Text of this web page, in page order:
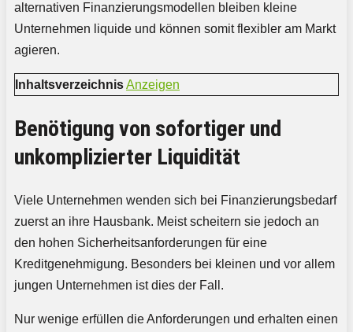
alternativen Finanzierungsmodellen bleiben kleine
Unternehmen liquide und können somit flexibler am Markt
agieren.
InhaltsverzeichnisAnzeigen
Benötigung von sofortiger und
unkomplizierter Liquidität
Viele Unternehmen wenden sich bei Finanzierungsbedarf
zuerst an ihre Hausbank. Meist scheitern sie jedoch an
den hohen Sicherheitsanforderungen für eine
Kreditgenehmigung. Besonders bei kleinen und vor allem
jungen Unternehmen ist dies der Fall.
Nur wenige erfüllen die Anforderungen und erhalten einen